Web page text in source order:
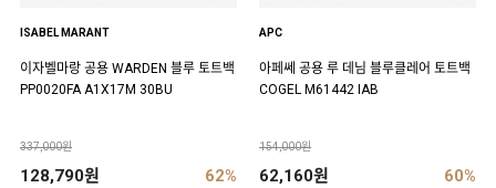
ISABEL MARANT
이자벨마랑 공용 WARDEN 블루 토트백
PP0020FA A1X17M 30BU
337,000원
128,790원 62%
APC
아페쎄 공용 루 데님 블루클레어 토트백
COGEL M61442 IAB
154,000원
62,160원 60%